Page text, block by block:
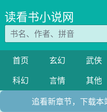
读看书小说网
首页 玄幻 武侠
科幻
言情 其他
追看新章节，下载